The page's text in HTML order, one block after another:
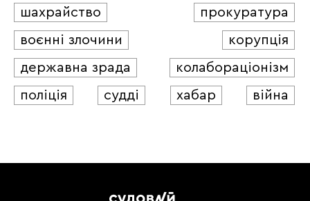
шахрайство
прокуратура
воєнні злочини
корупція
державна зрада
колабораціонізм
поліція
судді хабар війна